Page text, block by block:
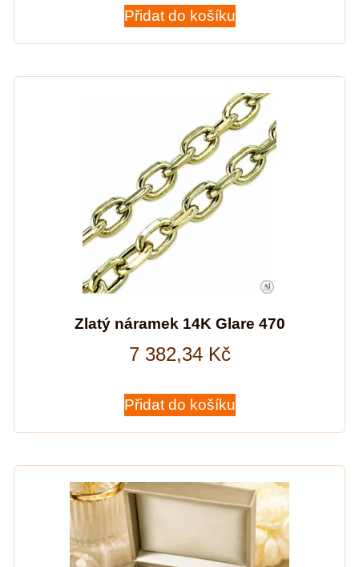
Přidat do košíku
Zlatý náramek 14K Glare 470
7 382,34 Kč
Přidat do košíku